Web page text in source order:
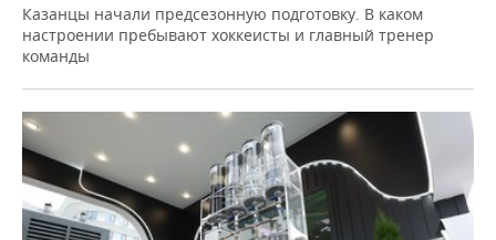
Казанцы начали предсезонную подготовку. В каком
настроении пребывают хоккеисты и главный тренер
команды